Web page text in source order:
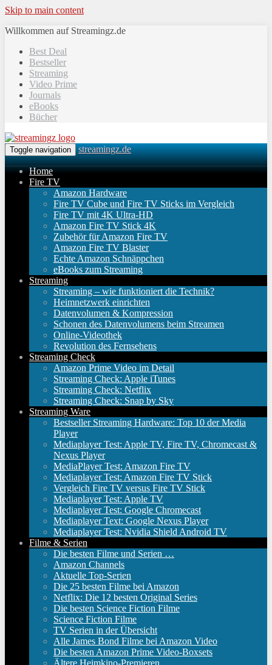
Skip to main content
Willkommen auf Streamingz.de
Best Deal
Bestseller
Streaming
Video Prime
Journals
eBooks
Bücher
Toggle navigation streamingz.de
Home
Fire TV
Amazon Hardware
Fire TV Cube und Fire TV Sticks im Vergleich
Fire TV mit 4K Ultra-HD
Amazon Fire TV Stick 4K
Zubehör für Amazon Fire TV
Amazon Fire TV Blaster
Echte Amazon Schnäppchen
eBooks zum Streaming
Streaming
Streaming – wie funktioniert die Technik?
Heimnetzwerk einrichten
Datenvolumen & Kompression
Schonen des Datenvolumens beim Streamen
Online-Videothek
Revolution des Fernsehens
Streaming Check
Amazon Prime Video im Detail
Streaming Check: Apple iTunes
Streaming Check: Netflix
Streaming Check: Snap by Sky
Streaming Ware
Bestseller Streaming Hardware: Top 10 der Media
Player
Mediaplayer Test: Apple TV, Fire TV, Chromecast &
Nexus Player
MediaPlayer Test: Amazon Fire TV
Mediaplayer Test: Amazon Fire TV Stick
Vergleich Fire TV versus Fire TV Stick
Mediaplayer Test: Apple TV
Mediaplayer Test: Google Chromecast
Mediaplayer Text: Google Nexus Player
Mediaplayer Test: Nvidia Shield Android TV
Filme & Serien
Die besten Filme und Serien …
Amazon Channels
Aktuelle Top-Serien
Die 25 besten Filme bei Amazon
Netflix: Die 12 besten Original Series
Die besten Science Fiction Filme
Science Fiction Filme
TV Serien in der Übersicht
Alle James Bond Filme bei Amazon Video
Die besten Amazon Prime Video-Boxsets
Ältere Heimkino-Premieren